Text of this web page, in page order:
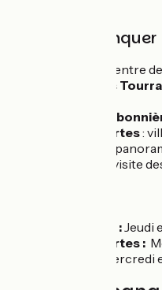
À ne pas manquer
Centre
Le pont des
La Tour
Aigues-Mortes:
remparts et
Constance, visite
Saint-Gilles :Jeudi
Aigues-Mortes :
Mercredi